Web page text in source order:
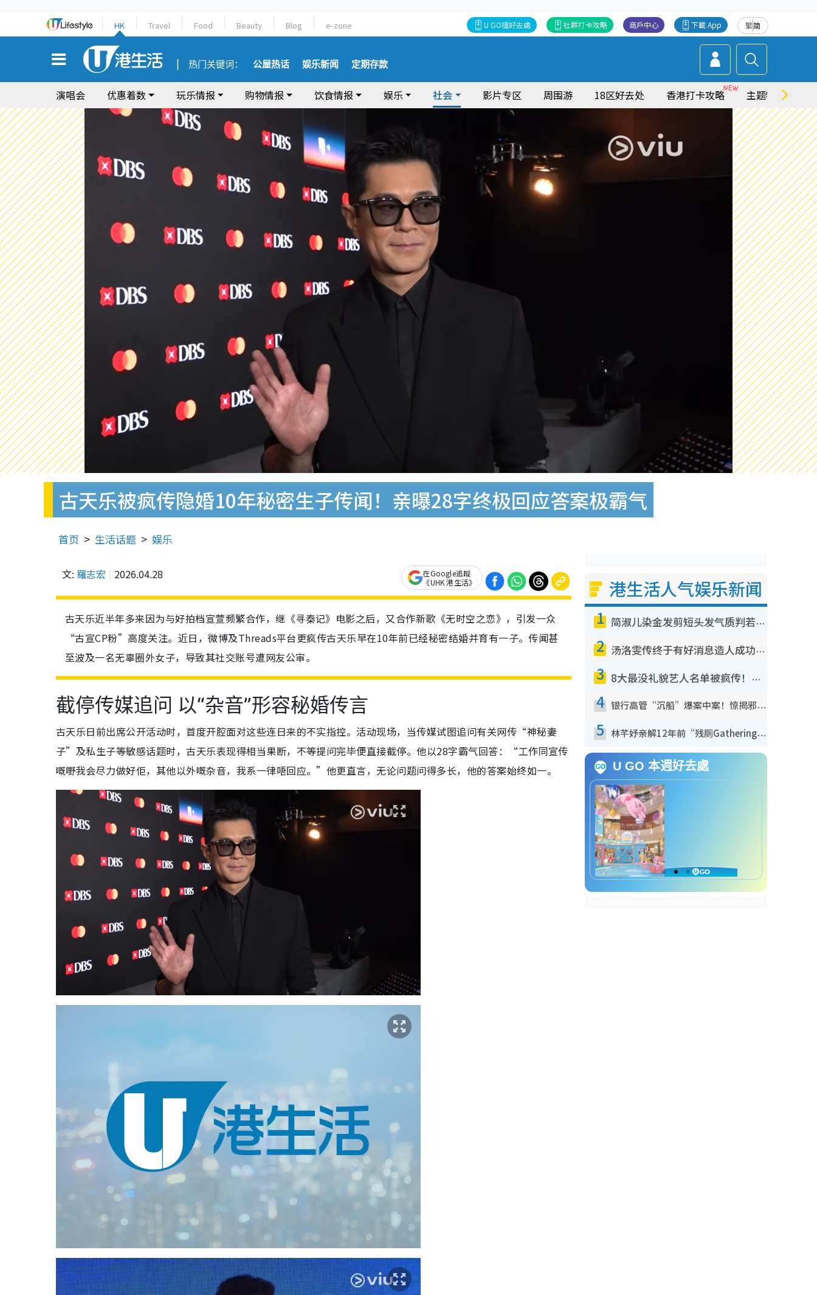
HK Travel Food Beauty Blog e-zone 繁简
下載 App
商戶中心
社群打卡攻略
U GO搵好去處
热门关键词： 公屋热话 娱乐新闻 定期存款
演唱会 优惠着数 玩乐情报 购物情报 饮食情报 娱乐 社会 影片专区 周围游 18区好去处 香港打卡攻略 主题特集
古天乐被疯传隐婚10年秘密生子传闻！亲曝28字终极回应答案极霸气
首页 生活话题 娱乐
文: 羅志宏 2026.04.28
在Google追蹤
《UHK 港生活》
古天乐近半年多来因为与好拍档宣萱频繁合作，继《寻秦记》电影之后，又合作新歌《无时空之恋》，引发一众
“古宣CP粉”高度关注。近日，微博及Threads平台更疯传古天乐早在10年前已经秘密结婚并育有一子。传闻甚
至波及一名无辜圈外女子，导致其社交账号遭网友公审。
截停传媒追问 以“杂音”形容秘婚传言
古天乐日前出席公开活动时，首度开腔面对这些连日来的不实指控。活动现场，当传媒试图追问有关网传“神秘妻
子”及私生子等敏感话题时，古天乐表现得相当果断，不等提问完毕便直接截停。他以28字霸气回答：“工作同宣传
嘅嘢我会尽力做好佢，其他以外嘅杂音，我系一律唔回应。”他更直言，无论问题问得多长，他的答案始终如一。
港生活人气娱乐新闻
1 简淑儿染金发剪短头发气质判若两人！吓坏老公麦大力都认不出：“你做什么？”
2 汤洛雯传终于有好消息造人成功！两大细节曝孕味极浓引猜测：大肚婆先会咁！
3 8大最没礼貌艺人名单被疯传！网友揭发明星真面目，一致数落这一位是无品天花板？
4 银行高管“沉船”爆案中案！惊揭邪教洗脑操控卖淫被吞600万，幕后黑手讲多错多
5 林芊妤亲解12年前“残厕Gathering”真相！高层解约一句话重创尊严，至今拒返TVB
U GO 本週好去處